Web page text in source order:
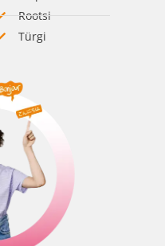
Rootsi​
Türgi